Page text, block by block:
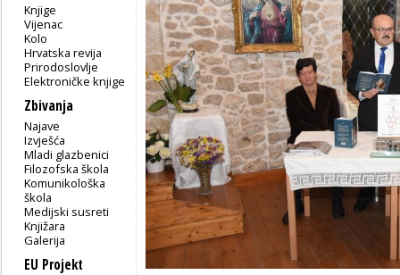
Knjige
Vijenac
Kolo
Hrvatska revija
Prirodoslovlje
Elektroničke knjige
Zbivanja
Najave
Izvješća
Mladi glazbenici
Filozofska škola
Komunikološka
škola
Medijski susreti
Knjižara
Galerija
EU Projekt